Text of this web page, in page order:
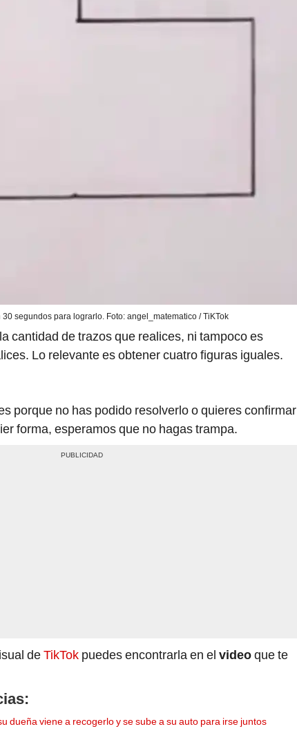
segundos para lograrlo. Foto: angel_matematico / TiKTok
cantidad de trazos que realices, ni tampoco es
Lo relevante es obtener cuatro figuras iguales.
porque no has podido resolverlo o quieres confirmar
forma, esperamos que no hagas trampa.
deTikTok puedes encontrarla en el videoque te
dueña viene a recogerlo y se sube a su auto para irse juntos